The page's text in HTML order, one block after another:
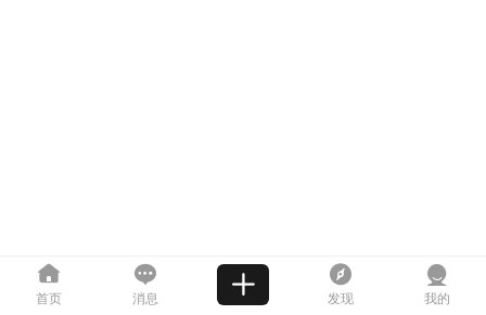
首页 消息 发现 我的